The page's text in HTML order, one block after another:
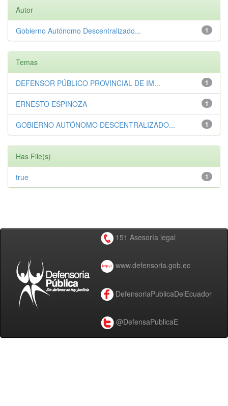
Autor
1
Gobierno Autónomo Descentralizado...
Temas
1
DEFENSOR PÚBLICO PROVINCIAL DE IM...
1
ERNESTO ESPINOZA
1
GOBIERNO AUTÓNOMO DESCENTRALIZADO...
Has File(s)
1
true
151 Asesoría legal
www.defensoria.gob.ec
DefensoriaPublicaDelEcuador
@DefensaPublicaE